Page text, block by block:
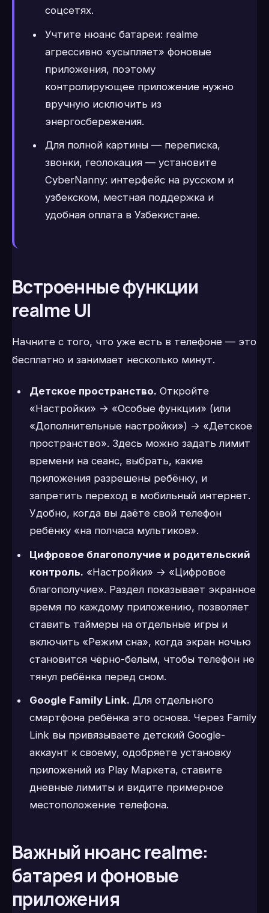
соцсетях.
Учтите нюанс батареи: realme
агрессивно «усыпляет» фоновые
приложения, поэтому
контролирующее приложение нужно
вручную исключить из
энергосбережения.
Для полной картины — переписка,
звонки, геолокация — установите
CyberNanny: интерфейс на русском и
узбекском, местная поддержка и
удобная оплата в Узбекистане.
Встроенные функции
realme UI
Начните с того, что уже есть в телефоне — это
бесплатно и занимает несколько минут.
Детское пространство. Откройте
«Настройки» → «Особые функции» (или
«Дополнительные настройки») → «Детское
пространство». Здесь можно задать лимит
времени на сеанс, выбрать, какие
приложения разрешены ребёнку, и
запретить переход в мобильный интернет.
Удобно, когда вы даёте свой телефон
ребёнку «на полчаса мультиков».
Цифровое благополучие и родительский
контроль. «Настройки» → «Цифровое
благополучие». Раздел показывает экранное
время по каждому приложению, позволяет
ставить таймеры на отдельные игры и
включить «Режим сна», когда экран ночью
становится чёрно-белым, чтобы телефон не
тянул ребёнка перед сном.
Google Family Link. Для отдельного
смартфона ребёнка это основа. Через Family
Link вы привязываете детский Google-
аккаунт к своему, одобряете установку
приложений из Play Маркета, ставите
дневные лимиты и видите примерное
местоположение телефона.
Важный нюанс realme:
батарея и фоновые
приложения